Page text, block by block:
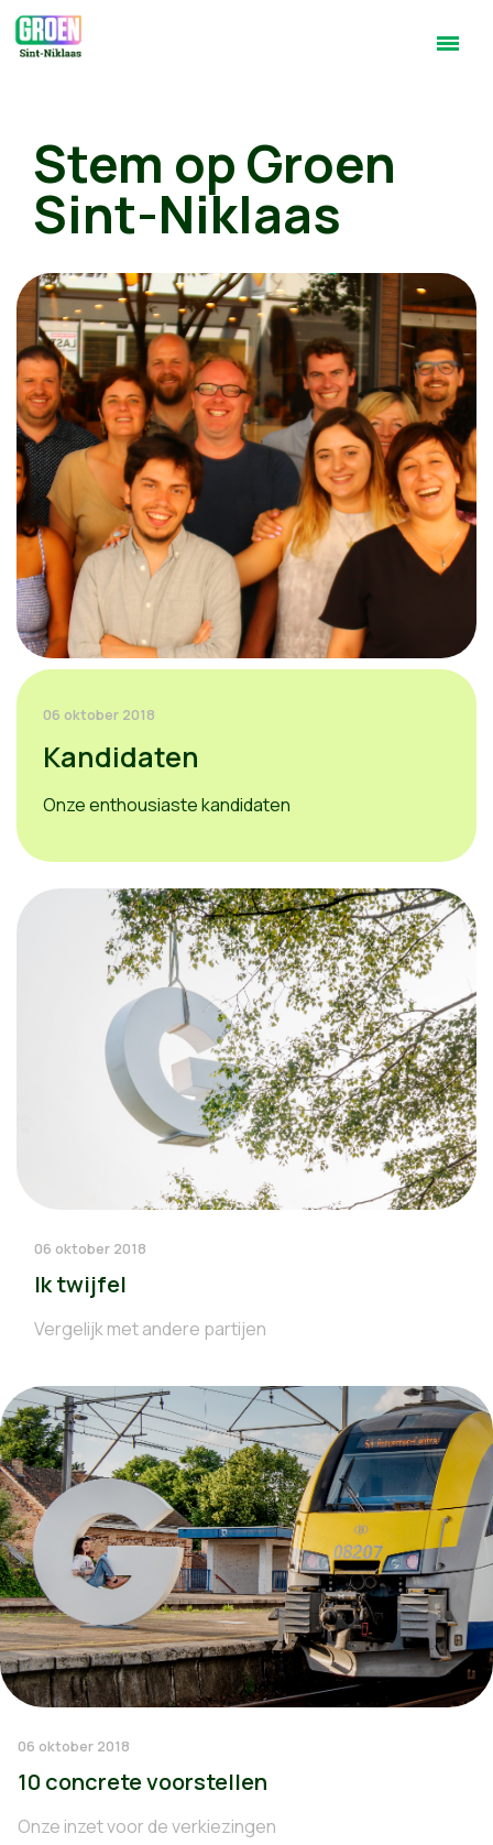
Stem op Groen
Sint-Niklaas
06 oktober 2018
Kandidaten
Onze enthousiaste kandidaten
06 oktober 2018
Ik twijfel
Vergelijk met andere partijen
06 oktober 2018
10 concrete voorstellen
Onze inzet voor de verkiezingen